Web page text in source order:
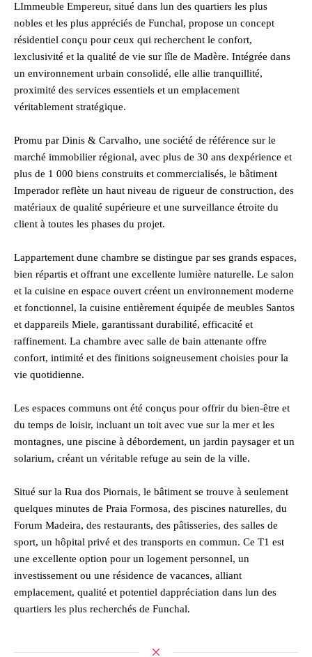
LImmeuble Empereur, situé dans lun des quartiers les plus
nobles et les plus appréciés de Funchal, propose un concept
résidentiel conçu pour ceux qui recherchent le confort,
lexclusivité et la qualité de vie sur lîle de Madère. Intégrée dans
un environnement urbain consolidé, elle allie tranquillité,
proximité des services essentiels et un emplacement
véritablement stratégique.
Promu par Dinis & Carvalho, une société de référence sur le
marché immobilier régional, avec plus de 30 ans dexpérience et
plus de 1 000 biens construits et commercialisés, le bâtiment
Imperador reflète un haut niveau de rigueur de construction, des
matériaux de qualité supérieure et une surveillance étroite du
client à toutes les phases du projet.
Lappartement dune chambre se distingue par ses grands espaces,
bien répartis et offrant une excellente lumière naturelle. Le salon
et la cuisine en espace ouvert créent un environnement moderne
et fonctionnel, la cuisine entièrement équipée de meubles Santos
et dappareils Miele, garantissant durabilité, efficacité et
raffinement. La chambre avec salle de bain attenante offre
confort, intimité et des finitions soigneusement choisies pour la
vie quotidienne.
Les espaces communs ont été conçus pour offrir du bien-être et
du temps de loisir, incluant un toit avec vue sur la mer et les
montagnes, une piscine à débordement, un jardin paysager et un
solarium, créant un véritable refuge au sein de la ville.
Situé sur la Rua dos Piornais, le bâtiment se trouve à seulement
quelques minutes de Praia Formosa, des piscines naturelles, du
Forum Madeira, des restaurants, des pâtisseries, des salles de
sport, un hôpital privé et des transports en commun. Ce T1 est
une excellente option pour un logement personnel, un
investissement ou une résidence de vacances, alliant
emplacement, qualité et potentiel dappréciation dans lun des
quartiers les plus recherchés de Funchal.